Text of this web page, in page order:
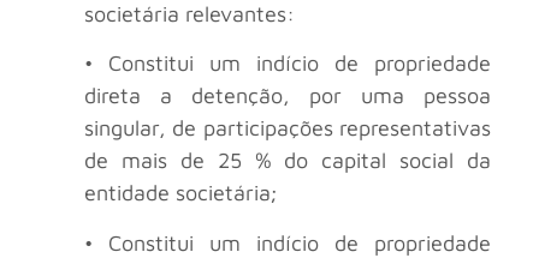
societária relevantes:
• Constitui um indício de propriedade
direta a detenção, por uma pessoa
singular, de participações representativas
de mais de 25 % do capital social da
entidade societária;
• Constitui um indício de propriedade